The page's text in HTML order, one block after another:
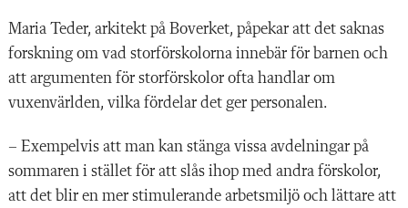
Maria Teder, arkitekt på Boverket, påpekar att det saknas
forskning om vad storförskolorna innebär för barnen och
att argumenten för storförskolor ofta handlar om
vuxenvärlden, vilka fördelar det ger personalen.
– Exempelvis att man kan stänga vissa avdelningar på
sommaren i stället för att slås ihop med andra förskolor,
att det blir en mer stimulerande arbetsmiljö och lättare att